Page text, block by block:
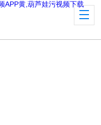
APP黄,葫芦娃污视频下载